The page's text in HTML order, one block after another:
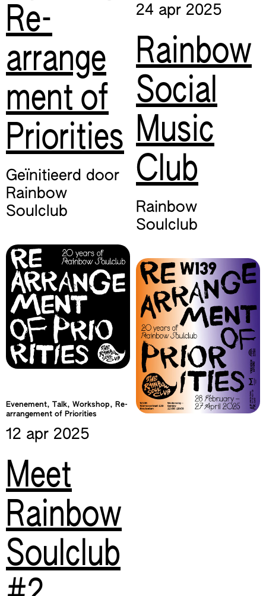
Re-
arrange
ment of
Priorities
Geïnitieerd door
Rainbow
Soulclub
Evenement, Talk, Workshop, Re-
arrangement of Priorities
12 apr 2025
Meet
Rainbow
Soulclub
24 apr 2025
Rainbow
Social
Music
Club
Rainbow
Soulclub